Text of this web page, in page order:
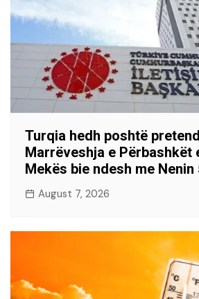
Turqia hedh poshtë
Marrëveshja e Përbashkët
Mekës bie ndesh me Nenin
August 7, 2026